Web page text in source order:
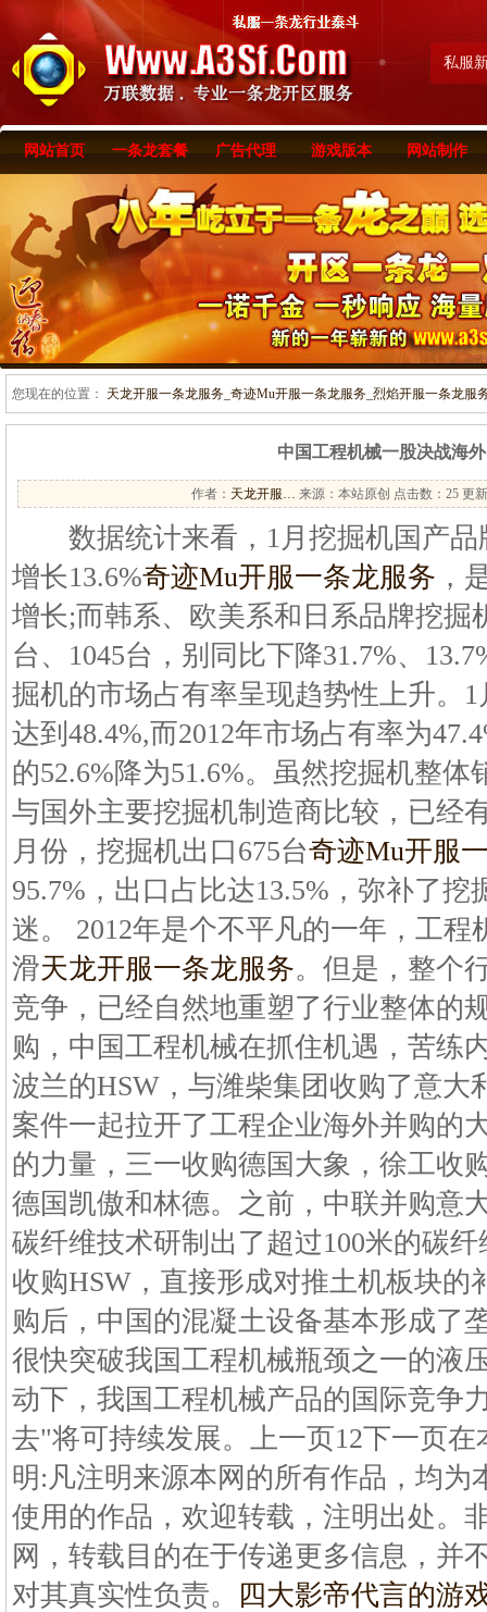
私服
网站首页 一条龙套餐 广告代理 游戏版本 网站制作
您现在的位置： 天龙开服一条龙服务_奇迹Mu开服一条龙服务_烈焰开服一条龙服
中国工程机械一股决战海
作者： 天龙开服… 来源：本站原创 点击数： 25 更
数据统计来看，1月挖掘机国产品
增长13.6%奇迹Mu开服一条龙服务 ，
增长;而韩系、欧美系和日系品牌挖掘
台、1045台，别同比下降31.7%、
掘机的市场占有率呈现趋势性上升。
达到48.4%,而2012年市场占有率为
的52.6%降为51.6%。虽然挖掘机整
与国外主要挖掘机制造商比较，已经
月份，挖掘机出口675台奇迹Mu开服
95.7%，出口占比达13.5%，弥补了
迷。 2012年是个不平凡的一年，工
滑天龙开服一条龙服务。但是，整个
竞争，已经自然地重塑了行业整体的
购，中国工程机械在抓住机遇，苦练
波兰的HSW，与潍柴集团收购了意大
案件一起拉开了工程企业海外并购的
的力量，三一收购德国大象，徐工收
德国凯傲和林德。之前，中联并购意
碳纤维技术研制出了超过100米的碳
收购HSW，直接形成对推土机板块的
购后，中国的混凝土设备基本形成了
很快突破我国工程机械瓶颈之一的液
动下，我国工程机械产品的国际竞争
去"将可持续发展。上一页12下一页
明:凡注明来源本网的所有作品，均为
使用的作品，欢迎转载，注明出处。
网，转载目的在于传递更多信息，并
对其真实性负责。
四大影帝代言的游